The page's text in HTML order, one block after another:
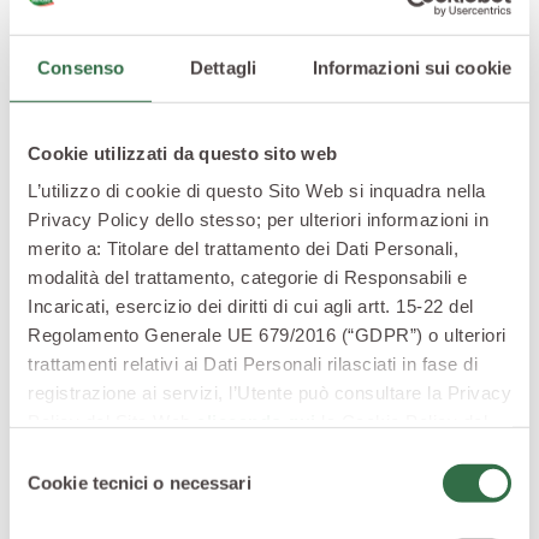
Consenso Dettagli Informazioni sui cookie
Cookie utilizzati da questo sito web
L’utilizzo di cookie di questo Sito Web si inquadra nella
Privacy Policy dello stesso; per ulteriori informazioni in
merito a: Titolare del trattamento dei Dati Personali,
modalità del trattamento, categorie di Responsabili e
Incaricati, esercizio dei diritti di cui agli artt. 15-22 del
Regolamento Generale UE 679/2016 (“GDPR”) o ulteriori
trattamenti relativi ai Dati Personali rilasciati in fase di
registrazione ai servizi, l’Utente può consultare la Privacy
specifiche per i servizi forniti tramite il Sito Web.
delCookie tecnici o necessari
Con polpa chiara e succosa, i cetrioli più grandi rivelano
semi teneri e commestibili, a volte assenti negli ortaggi
più piccoli. Ideali crudi, affettati sottili, si prestano
anche alla cottura o alla conservazione sott’olio e